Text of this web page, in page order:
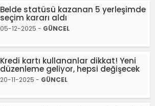
Belde statüsü kazanan 5 yerleşimde
seçim kararı aldı
05-12-2025 - GÜNCEL
Kredi kartı kullananlar dikkat! Yeni
düzenleme geliyor, hepsi değişecek
20-11-2025 - GÜNCEL